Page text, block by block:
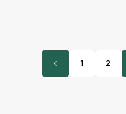
1 2